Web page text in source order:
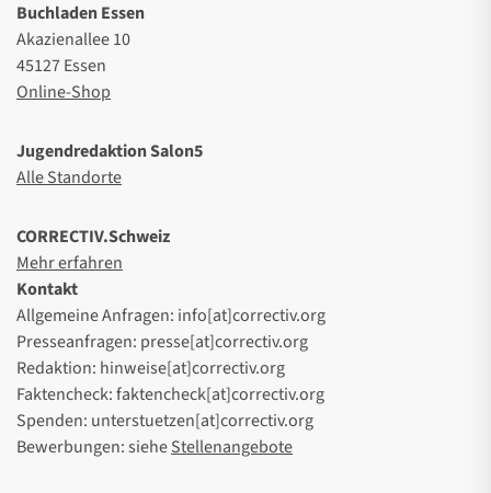
Buchladen Essen
Akazienallee 10
45127 Essen
Online-Shop
Jugendredaktion Salon5
Alle Standorte
CORRECTIV.Schweiz
Mehr erfahren
Kontakt
Allgemeine Anfragen: info[at]correctiv.org
Presseanfragen: presse[at]correctiv.org
Redaktion: hinweise[at]correctiv.org
Faktencheck: faktencheck[at]correctiv.org
Spenden: unterstuetzen[at]correctiv.org
Bewerbungen: sieheStellenangebote